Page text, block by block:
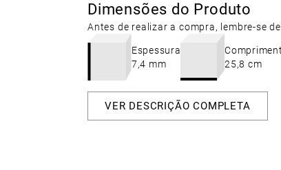
Dimensões do Produto
Antes de realizar a compra, lembre-se
Espessura
7,4 mm
25,8 cm
VER DESCRIÇÃO COMPLETA